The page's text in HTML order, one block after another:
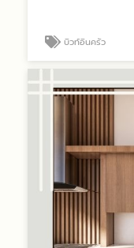
บิวท์อินครัว